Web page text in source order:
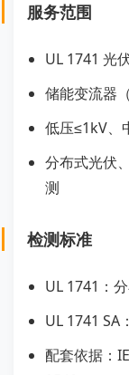
服务范围
UL 1741 光
储能变流器
低压≤1kV、
分布式光伏
测
检测标准
UL 1741：
UL 1741 SA
配套依据：